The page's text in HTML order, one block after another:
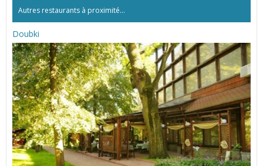
Autres restaurants à proximité...
Doubki